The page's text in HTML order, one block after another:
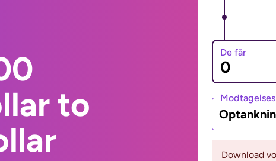
to
De får
Download